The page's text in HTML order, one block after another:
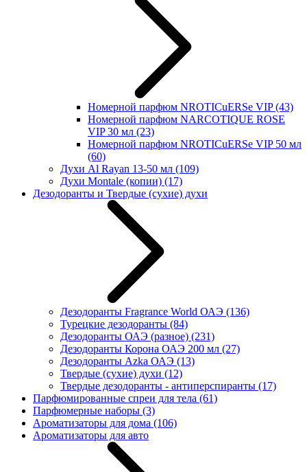
Номерной парфюм NROTICuERSe VIP(43)
Номерной парфюм NARCOTIQUE ROSE
VIP 30 мл (23)
Номерной парфюм NROTICuERSe VIP 50 мл
(60)
Духи Al Rayan 13-50 мл (109)
Духи Montale (копии) (17)
Дезодоранты и Твердые (сухие) духи
Дезодоранты Fragrance World ОАЭ (136)
Турецкие дезодоранты (84)
Дезодоранты ОАЭ (разное) (231)
Дезодоранты Корона ОАЭ 200 мл (27)
Дезодоранты Azka ОАЭ (13)
Твердые (сухие) духи (12)
Твердые дезодоранты - антиперспиранты (17)
Парфюмированные спреи для тела (61)
Парфюмерные наборы (3)
Ароматизаторы для дома (106)
Ароматизаторы для авто